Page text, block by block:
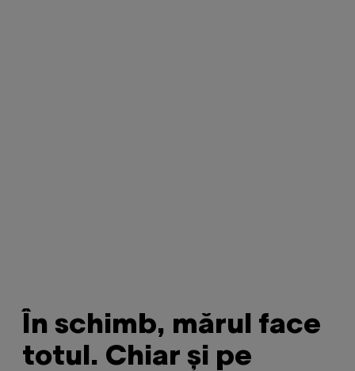
În schimb, mărul face
totul. Chiar și pe